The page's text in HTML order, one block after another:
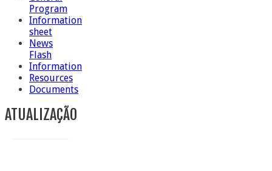
Program
Information
sheet
News
Flash
Information
Resources
Documents
ATUALIZAÇÃO